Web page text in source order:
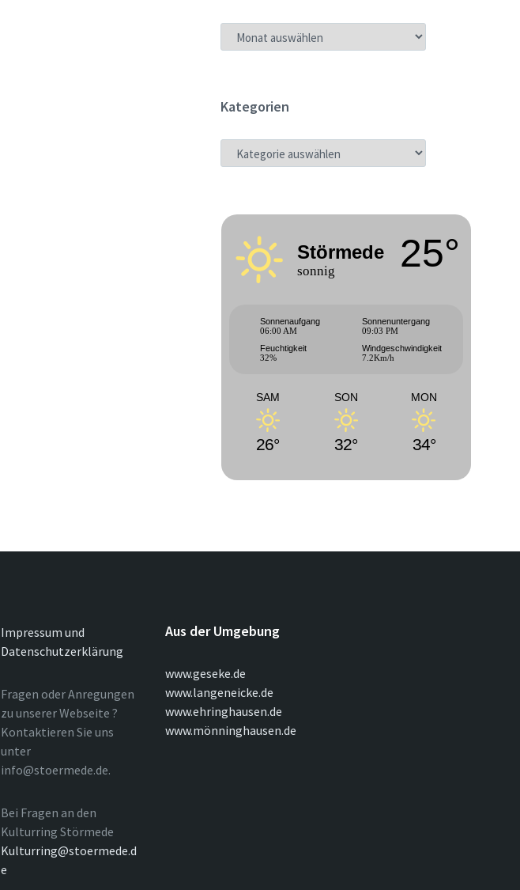
ARCHIV
Kategorien
KATEGORIEN
Störmede
sonnig 25°
Sonnenaufgang
06:00 AM
Sonnenuntergang
09:03 PM
Feuchtigkeit
32%
Windgeschwindigkeit
7.2Km/h
SAM
26°
SON
32°
MON
34°
Impressum und
Datenschutzerklärung
Fragen oder Anregungen
zu unserer Webseite ?
Kontaktieren Sie uns
unter
info@stoermede.de.
Bei Fragen an den
Kulturring Störmede
Kulturring@stoermede.d
e
Aus der Umgebung
www.geseke.de
www.langeneicke.de
www.ehringhausen.de
www.mönninghausen.de